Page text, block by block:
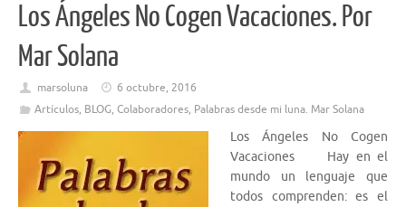
Los Ángeles No Cogen Vacaciones. Por
Mar Solana
marsoluna
6 octubre, 2016
Artículos, BLOG, Colaboradores, Palabras desde mi luna. Mar Solana
Los Ángeles No Cogen
Vacaciones Hay en el
mundo un lenguaje que
todos comprenden: es el